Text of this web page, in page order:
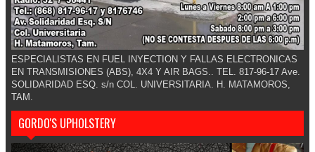
ESPECIALISTAS EN FUEL INYECTION Y FALLAS ELECTRONICAS
EN TRANSMISIONES (ABS), 4X4 Y AIR BAGS.. TEL. 817-96-17 Ave.
SOLIDARIDAD ESQ. s/n COL. UNIVERSITARIA. H. MATAMOROS,
TAM.
GORDO'S UPHOLSTERY